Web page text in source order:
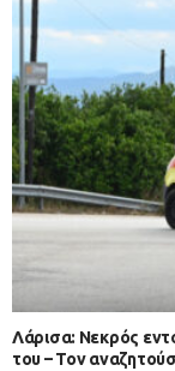
Λάρισα: Νεκρός
του – Toν